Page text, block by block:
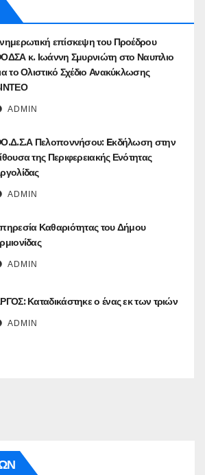
επίσκεψη του Προέδρου
κ. Ιωάννη Σμυρνιώτη στο Ναυπλιο
το Ολιστικό Σχέδιο Ανακύκλωσης
ADMIN
Πελοποννήσου: Eκδήλωση στην
της Περιφερειακής Ενότητας
ADMIN
Καθαριότητας του Δήμου
ADMIN
Καταδικάστηκε ο ένας εκ των τριών
ADMIN